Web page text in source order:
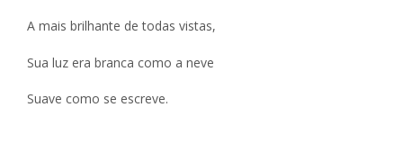
A mais brilhante de todas vistas,
Sua luz era branca como a neve
Suave como se escreve.